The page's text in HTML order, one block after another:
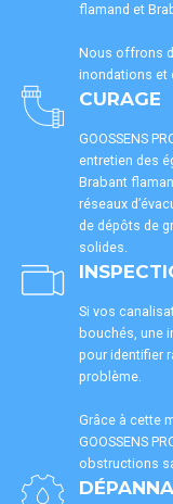
flamand et
Nous offrons
inondations et
CURAGE
GOOSSENS
entretien des
Brabant
réseaux
de dépôts de
solides.
Si vos
bouchés, une
pour identifier
problème.
Grâce à cette
GOOSSENS
obstructions